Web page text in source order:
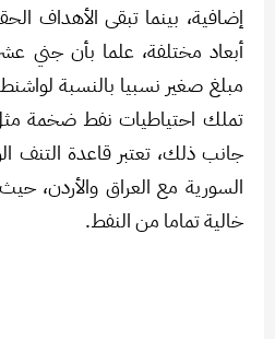
إضافية، بينما تبقى الأهداف
أبعاد مختلفة، علما بأن جني
مبلغ صغير نسبيا بالنسبة
تملك احتياطيات نفط ضخمة
جانب ذلك، تعتبر قاعدة التنف
السورية مع العراق والأردن،
خالية تماما من النفط.